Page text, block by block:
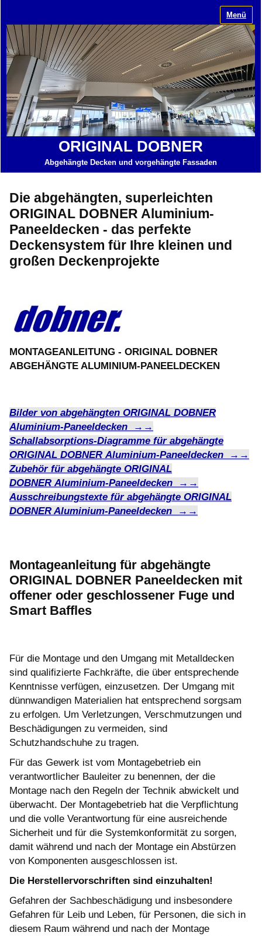
Menü
ORIGINAL DOBNER
Abgehängte Decken und vorgehängte Fassaden
Die abgehängten, superleichten
ORIGINAL DOBNER Aluminium-
Paneeldecken - das perfekte
Deckensystem für Ihre kleinen und
großen Deckenprojekte
MONTAGEANLEITUNG - ORIGINAL DOBNER
ABGEHÄNGTE ALUMINIUM-PANEELDECKEN
Bilder von abgehängten ORIGINAL DOBNER
Aluminium-Paneeldecken →→
Schallabsorptions-Diagramme für abgehängte
ORIGINAL DOBNER Aluminium-Paneeldecken →→
Zubehör für abgehängte ORIGINAL
DOBNER Aluminium-Paneeldecken →→
Ausschreibungstexte für abgehängte ORIGINAL
DOBNER Aluminium-Paneeldecken →→
Montageanleitung für abgehängte
ORIGINAL DOBNER Paneeldecken mit
offener oder geschlossener Fuge und
Smart Baffles
Für die Montage und den Umgang mit Metalldecken
sind qualifizierte Fachkräfte, die über entsprechende
Kenntnisse verfügen, einzusetzen. Der Umgang mit
dünnwandigen Materialien hat entsprechend sorgsam
zu erfolgen. Um Verletzungen, Verschmutzungen und
Beschädigungen zu vermeiden, sind
Schutzhandschuhe zu tragen.
Für das Gewerk ist vom Montagebetrieb ein
verantwortlicher Bauleiter zu benennen, der die
Montage nach den Regeln der Technik abwickelt und
überwacht. Der Montagebetrieb hat die Verpflichtung
und die volle Verantwortung für eine ausreichende
Sicherheit und für die Systemkonformität zu sorgen,
damit während und nach der Montage ein Abstürzen
von Komponenten ausgeschlossen ist.
Die Herstellervorschriften sind einzuhalten!
Gefahren der Sachbeschädigung und insbesondere
Gefahren für Leib und Leben, für Personen, die sich in
diesem Raum während und nach der Montage